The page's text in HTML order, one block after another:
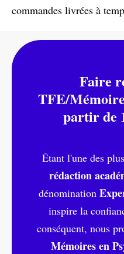
commandes livrées à
Faire
TFE/
partir de
Étant l'une des
rédaction
dénomination
inspire la
conséquent, nous
Mémoires en